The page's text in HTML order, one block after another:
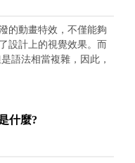
取參數， 可以透過"取得
， 最後再透過呼叫參數
一般網站之中。
的動畫特效，不僅能夠
設計上的視覺效果。而
語法相當複雜，因此，
or Download 下載
或是hover-
特效呢？ 首先到下載網
什麼?